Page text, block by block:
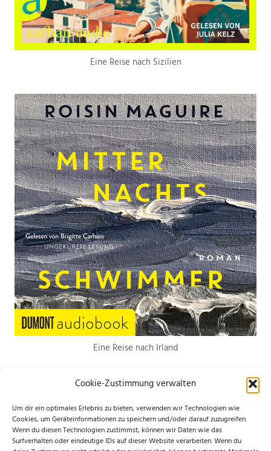
Cookie-Zustimmung verwalten
Um dir ein optimales Erlebnis zu bieten, verwenden wir Technologien wie
Cookies, um Geräteinformationen zu speichern und/oder darauf zuzugreifen.
Wenn du diesen Technologien zustimmst, können wir Daten wie das
Surfverhalten oder eindeutige IDs auf dieser Website verarbeiten. Wenn du
Eine Reise nach Sizilien
Eine Reise nach Irland
*Hierbei handelt es sich um Werbelinks. Wenn du etwas über den Link